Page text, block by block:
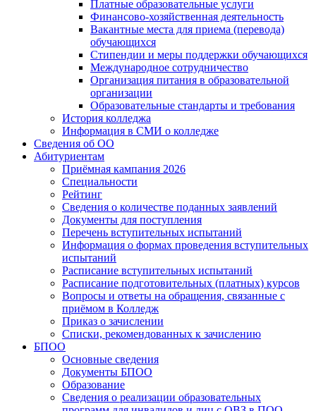
Платные образовательные услуги
Финансово-хозяйственная деятельность
Вакантные места для приема (перевода)
обучающихся
Стипендии и меры поддержки обучающихся
Международное сотрудничество
Организация питания в образовательной
организации
Образовательные стандарты и требования
История колледжа
Информация в СМИ о колледже
Сведения об ОО
Абитуриентам
Приёмная кампания 2026
Специальности
Рейтинг
Сведения о количестве поданных заявлений
Документы для поступления
Перечень вступительных испытаний
Информация о формах проведения вступительных
испытаний
Расписание вступительных испытаний
Расписание подготовительных (платных) курсов
Вопросы и ответы на обращения, связанные с
приёмом в Колледж
Приказ о зачислении
Списки, рекомендованных к зачислению
БПОО
Основные сведения
Документы БПОО
Образование
Сведения о реализации образовательных